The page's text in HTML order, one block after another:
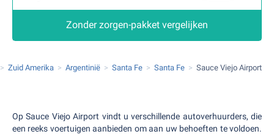
Zonder zorgen-pakket vergelijken
Zuid Amerika Argentinië Santa Fe Santa Fe Sauce Viejo Airport
Op Sauce Viejo Airport vindt u verschillende autoverhuurders, die
een reeks voertuigen aanbieden om aan uw behoeften te voldoen.